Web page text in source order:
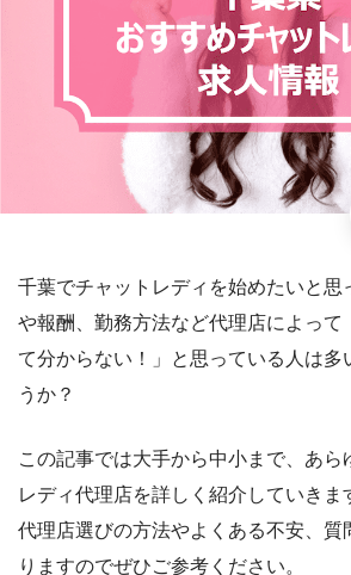
千葉でチャットレディを始めたいと思
や報酬、勤務方法など代理店によって
て分からない！」と思っている人は多
うか？
この記事では大手から中小まで、あら
レディ代理店を詳しく紹介していきま
代理店選びの方法やよくある不安、質
りますのでぜひご参考ください。